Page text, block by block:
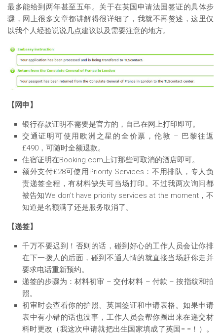
最多能给到两年甚至五年。关于在英国申请法国签证的具体步
骤，网上很多文章都讲解得很详细了，我就不再赘述，这里仅
以我个人经验说说几点建议以及需要注意的地方。
【网申】
银行存款证明不需要是官方的，自己在网上打印即可。
交通证明可使用欧洲之星的全价票，伦敦 – 巴黎往返
£490，可随时全额退款。
住宿证明在Booking.com上订那些可取消的酒店即可。
额外支付£28可使用Priority Services：不用排队，专人负
责递签全程，有材料缺失可当场打印。不过我两次询问都
被告知We don’t have priority services at the moment，不
知道是名额满了还是服务取消了。
【递签】
千万不要迟到！否则的话，碰到好心的工作人员会让你排
在下一拨人的后面，碰到不通人情的就直接当场赶你走并
要求电话重新预约。
递签的步骤为：材料初审 – 交付材料 – 付款 – 按指纹和拍
照。
初审时会查看你的护照、英国签证和申请表格。如果申请
表中有小错的话也没事，工作人员会帮你圈出来在递交材
料时更改（我这次申请就把出生国家填成了英国= =！）。